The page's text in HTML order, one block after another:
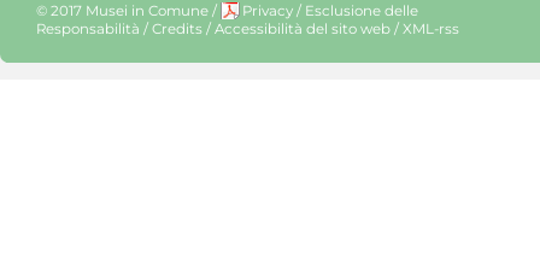
© 2017 Musei in Comune / Privacy / Esclusione delle
Responsabilità / Credits / Accessibilità del sito web / XML-rss